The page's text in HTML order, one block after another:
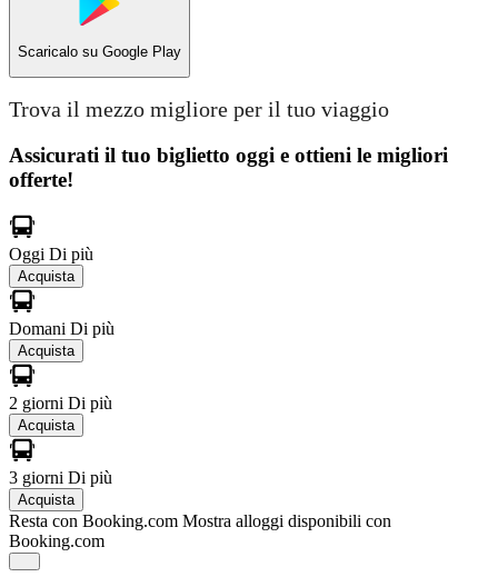
Scaricalo su Google Play
Trova il mezzo migliore per il tuo viaggio
Assicurati il ​​tuo biglietto oggi e ottieni le migliori
offerte!
Oggi Di più
Acquista
Domani Di più
Acquista
2 giorni Di più
Acquista
3 giorni Di più
Acquista
Resta con Booking.com Mostra alloggi disponibili con
Booking.com